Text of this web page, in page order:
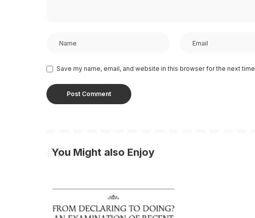
Save my name, email, and website in this browser for the next
You Might also Enjoy